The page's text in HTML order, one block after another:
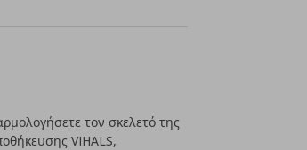
τον σκελετό της
VIHALS,